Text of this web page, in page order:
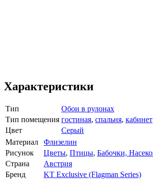
Характеристики
Тип
Обои в рулонах
Тип помещения гостиная, спальня, кабинет
Цвет
Серый
Материал
Флизелин
Рисунок
Цветы, Птицы, Бабочки,
Страна
Австрия
Бренд
KT Exclusive (Flagman Series)